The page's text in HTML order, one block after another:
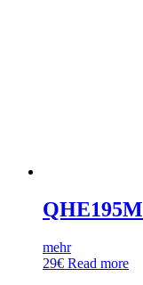
QHE195M
mehr
29€ Read more